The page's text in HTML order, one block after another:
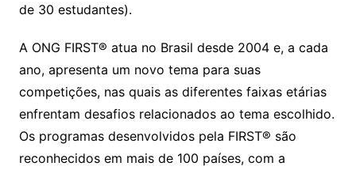
de 30 estudantes).
A ONG FIRST® atua no Brasil desde 2004 e, a cada
ano, apresenta um novo tema para suas
competições, nas quais as diferentes faixas etárias
enfrentam desafios relacionados ao tema escolhido.
Os programas desenvolvidos pela FIRST® são
reconhecidos em mais de 100 países, com a